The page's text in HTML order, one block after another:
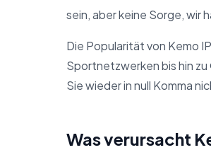
sein, aber keine Sorge, wir
Die Popularität von Kemo
Sportnetzwerken bis hin
Sie wieder in null Komma
Was verursacht